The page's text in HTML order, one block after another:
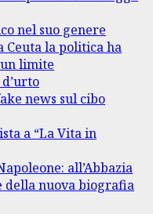
nel suo genere
Ceuta la politica ha
limite
news sul cibo
a “La Vita in
all’Abbazia
della nuova biografia